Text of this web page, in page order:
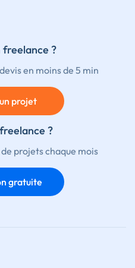
freelance ?
en moins de 5 min
projet
?
projets chaque mois
gratuite